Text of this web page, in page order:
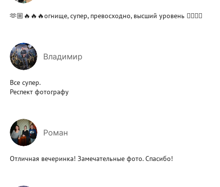
🫶🏼🔥🔥🔥огнище, супер, превосходно, высший уровень 👍🏼👍🏼
Владимир
Все супер.
Респект фотографу
Роман
Отличная вечеринка! Замечательные фото. Спасибо!